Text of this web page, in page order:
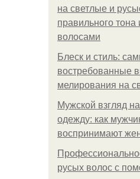
на светлые и
правильного тона
волосами
Блеск и стиль:
востребованные
мелирования на
Мужской взгляд
одежду: как
воспринимают
русых волос с